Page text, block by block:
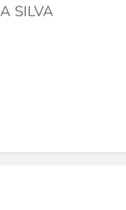
SILVA